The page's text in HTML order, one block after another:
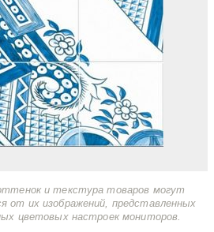
и текстура товаров могут
от их изображений, представленных
цветовых настроек мониторов.